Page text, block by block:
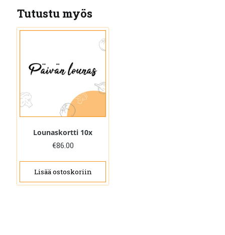
Tutustu myös
Lounaskortti 10x
€86.00
Lisää ostoskoriin